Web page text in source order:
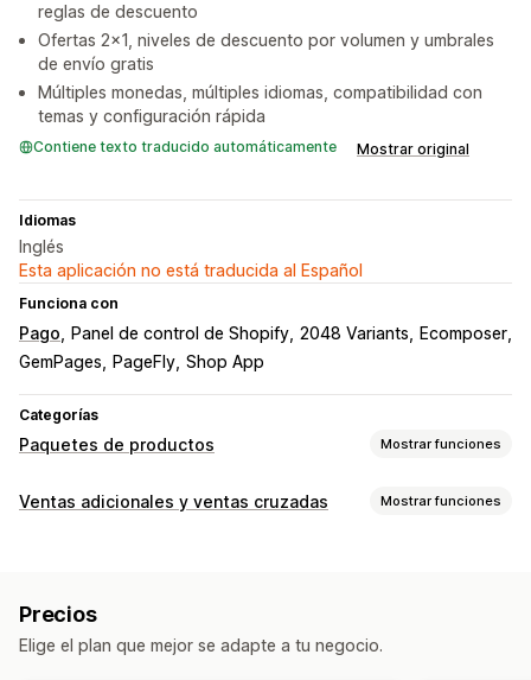
reglas de descuento
Ofertas 2x1, niveles de descuento por volumen y umbrales
de envío gratis
Múltiples monedas, múltiples idiomas, compatibilidad con
temas y configuración rápida
Contiene texto traducido automáticamente Mostrar original
Idiomas
Inglés
Esta aplicación no está traducida al Español
Funciona con
Pago Panel de control de Shopify 2048 Variants
Ecomposer
GemPages
PageFly Shop App
Categorías
Paquetes de productos Mostrar funciones
Tipos de paquetes
Compras conjuntas frecuentes
Productos digitales
Productos físicos
Ventas adicionales y ventas cruzadas Mostrar funciones
Venta adicional en la página de producto
Complementos con un solo clic
Carrito fijo
Precios
Elige el plan que mejor se adapte a tu negocio.